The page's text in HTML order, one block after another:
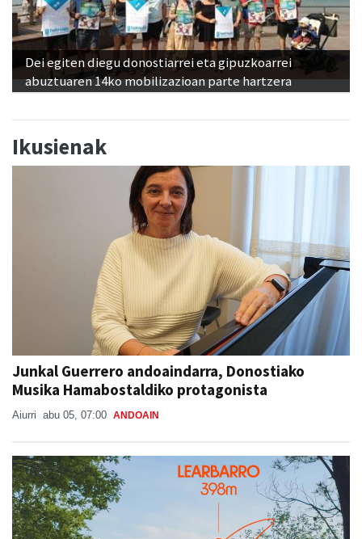
Dei egiten diegu donostiarrei eta gipuzkoarrei
abuztuaren 14ko mobilizazioan parte hartzera
Ikusienak
Junkal Guerrero andoaindarra, Donostiako
Musika Hamabostaldiko protagonista
Aiurri abu 05, 07:00 ANDOAIN